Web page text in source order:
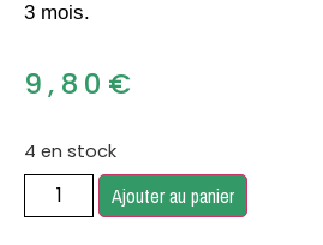
3 mois.
9,80 €
4 en stock
Ajouter au panier